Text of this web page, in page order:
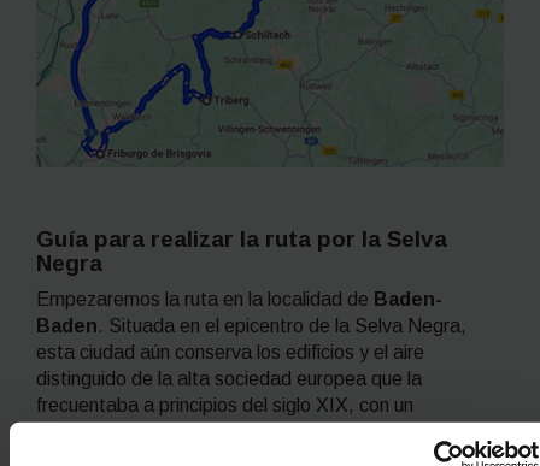
Guía para realizar la ruta por la Selva
Negra
Empezaremos la ruta en la localidad de Baden-
Baden. Situada en el epicentro de la Selva Negra,
esta ciudad aún conserva los edificios y el aire
distinguido de la alta sociedad europea que la
frecuentaba a principios del siglo XIX, con un